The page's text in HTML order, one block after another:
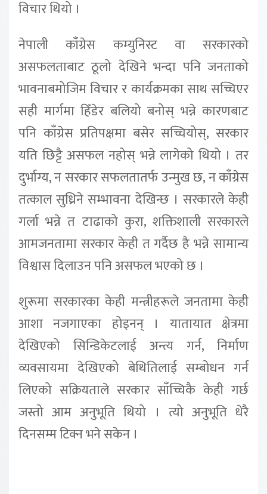
विचार थियो ।
नेपाली काँग्रेस कम्युनिस्ट वा सरकारको
असफलताबाट ठूलो देखिने भन्दा पनि जनताको
भावनाबमोजिम विचार र कार्यक्रमका साथ सच्चिएर
सही मार्गमा हिँडेर बलियो बनोस् भन्ने कारणबाट
पनि काँग्रेस प्रतिपक्षमा बसेर सच्चियोस्, सरकार
यति छिट्टै असफल नहोस् भन्ने लागेको थियो । तर
दुर्भाग्य, न सरकार सफलतातर्फ उन्मुख छ, न काँग्रेस
तत्काल सुध्रिने सम्भावना देखिन्छ । सरकारले केही
गर्ला भन्ने त टाढाको कुरा, शक्तिशाली सरकारले
आमजनतामा सरकार केही त गर्दैछ है भन्ने सामान्य
विश्वास दिलाउन पनि असफल भएको छ ।
शुरूमा सरकारका केही मन्त्रीहरूले जनतामा केही
आशा नजगाएका होइनन् । यातायात क्षेत्रमा
देखिएको सिन्डिकेटलाई अन्त्य गर्न, निर्माण
व्यवसायमा देखिएको बेथितिलाई सम्बोधन गर्न
लिएको सक्रियताले सरकार साँच्चिकै केही गर्छ
जस्तो आम अनुभूति थियो । त्यो अनुभूति धेरै
दिनसम्म टिक्न भने सकेन ।